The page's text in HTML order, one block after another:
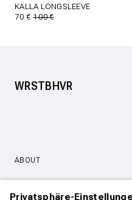
KALLA LONGSLEEVE
70 €100 €
WRSTBHVR
ABOUT